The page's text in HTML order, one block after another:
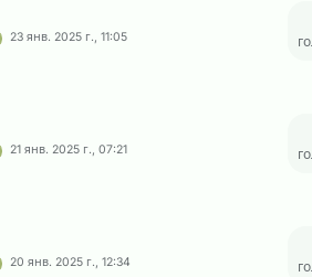
23 янв. 2025 г., 11:05
21 янв. 2025 г., 07:21
20 янв. 2025 г., 12:34